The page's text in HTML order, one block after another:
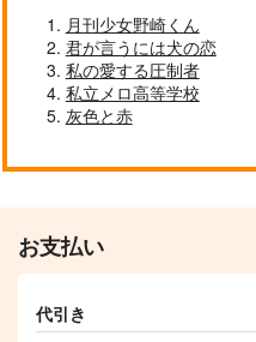
月刊少女野崎くん
君が言うには犬の恋
私の愛する圧制者
私立メロ高等学校
灰色と赤
お支払い
代引き